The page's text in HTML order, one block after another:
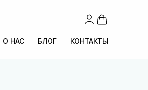
О НАС БЛОГ КОНТАКТЫ